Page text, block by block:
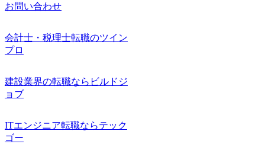
お問い合わせ
会計士・税理士転職のツイン
プロ
建設業界の転職ならビルドジ
ョブ
ITエンジニア転職ならテック
ゴー